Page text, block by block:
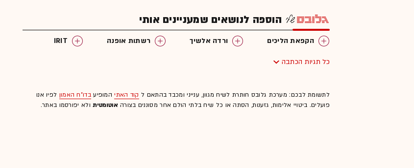
הוספה לנושאים שמעניינים אותי
הקפאת הליכים ורדה אלשיך רשתות אופנה IRIT
כל תגיות הכתבה
לתשומת לבכם: מערכת גלובס חותרת לשיח מגוון, ענייני ומכבד בהתאם ל קוד האתיהמופיעבדו"ח האמון לפיו אנו
פועלים. ביטויי אלימות, גזענות, הסתה או כל שיח בלתי הולם אחר מסוננים בצורה אוטומטיתולא יפורסמו באתר.